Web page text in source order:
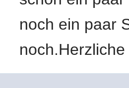
noch ein paar